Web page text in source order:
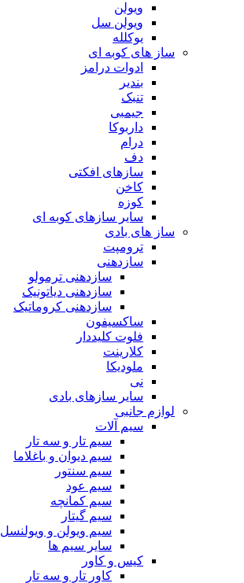
ویولن
ویولن سل
یوکلله
ساز های کوبه ای
ادوات درامز
بندیر
تنبک
جیمبی
داربوکا
درام
دف
سازهای افکتی
کاخن
کوزه
سایر سازهای کوبه ای
ساز های بادی
ترومپت
سازدهنی
سازدهنی ترمولو
سازدهنی دیاتونیک
سازدهنی کروماتیک
ساکسیفون
فلوت کلیددار
کلارینت
ملودیکا
نی
سایر سازهای بادی
لوازم جانبی
سیم آلات
سیم تار و سه تار
سیم دیوان و باغلاما
سیم سنتور
سیم عود
سیم کمانچه
سیم گیتار
سیم ویولن و ویولنسل
سایر سیم ها
کیس و کاور
کاور تار و سه تار